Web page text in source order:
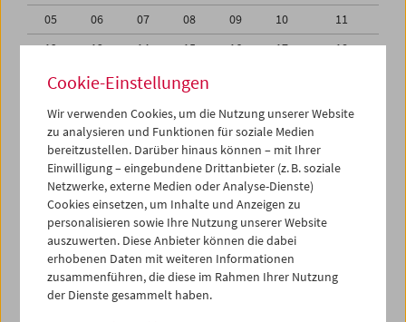
05
06 07 08 09 10
11
12
13 14 15 16 17
18
19
20 21 22
26
28 30
01
02
03 04 05 06 07
iCalender
Programmheft-PDF
English language or subtitles
< Vorherige Woche
Cookie-Einstellungen
Wir verwenden Cookies, um die Nutzung unserer Website
zu analysieren und Funktionen für soziale Medien
bereitzustellen. Darüber hinaus können – mit Ihrer
Einwilligung – eingebundene Drittanbieter (z. B. soziale
Netzwerke, externe Medien oder Analyse-Dienste)
Cookies einsetzen, um Inhalte und Anzeigen zu
personalisieren sowie Ihre Nutzung unserer Website
auszuwerten. Diese Anbieter können die dabei
erhobenen Daten mit weiteren Informationen
zusammenführen, die diese im Rahmen Ihrer Nutzung
der Dienste gesammelt haben.